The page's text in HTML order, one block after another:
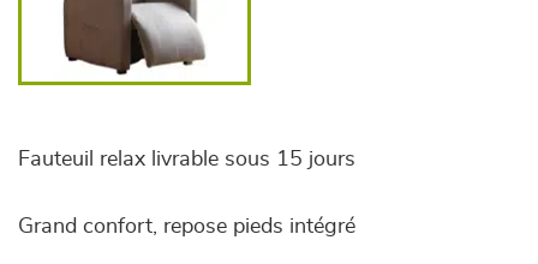
Fauteuil relax livrable sous 15 jours
Grand confort, repose pieds intégré